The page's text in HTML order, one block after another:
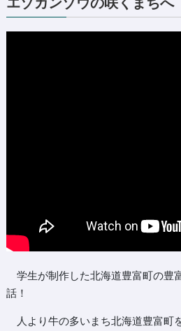
学生が制作した北海道豊富町の豊
話！
人より牛の多いまち北海道豊富町